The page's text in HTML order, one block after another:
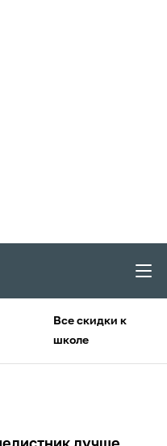
Все скидки к
школе